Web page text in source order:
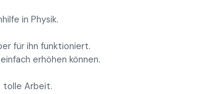
in Physik.
für ihn funktioniert.
erhöhen können.
tolle Arbeit.